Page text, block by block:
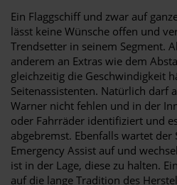
Ein Flaggschiff und zwar auf
lässt keine Wünsche offen und
Trendsetter in seinem Segment.
anderem an Extras wie dem
gleichzeitig die Geschwindigkeit
Seitenassistenten. Natürlich darf
Warner nicht fehlen und in der
oder Fahrräder identifiziert und
abgebremst. Ebenfalls wartet
Emergency Assist auf und
ist in der Lage, diese zu halten.
auf die lange Tradition des